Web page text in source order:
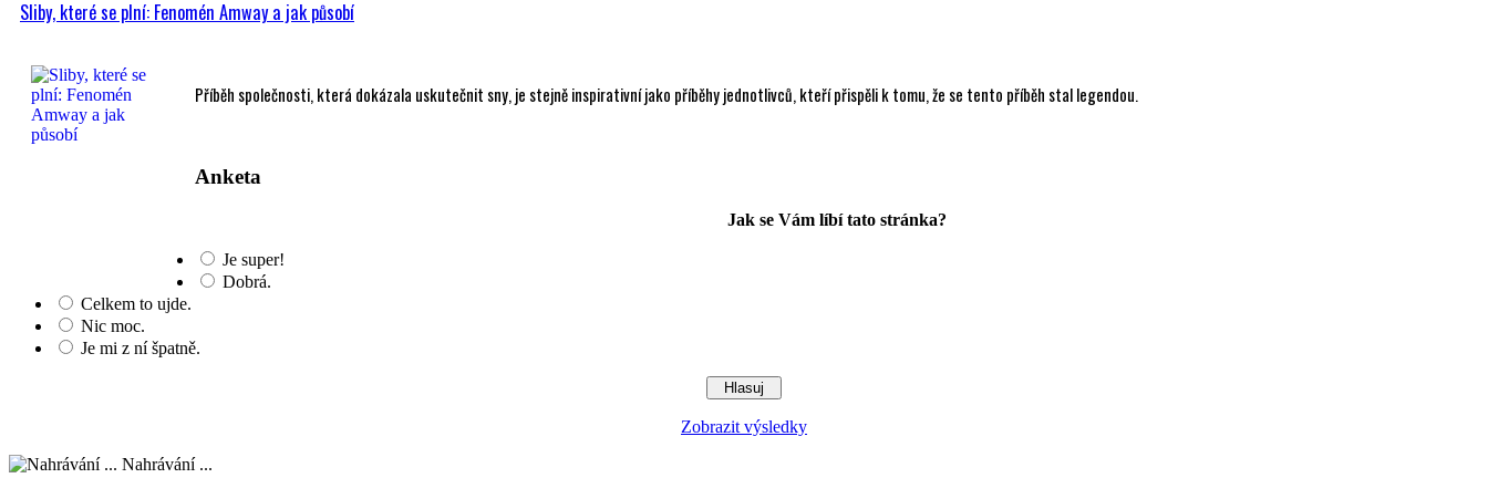
Sliby, které se plní: Fenomén Amway a jak působí
Příběh společnosti, která dokázala uskutečnit sny, je stejně inspirativní jako příběhy jednotlivců, kteří přispěli k tomu, že se tento příběh stal legendou.
Anketa
Jak se Vám líbí tato stránka?
Je super!
Dobrá.
Celkem to ujde.
Nic moc.
Je mi z ní špatně.
Zobrazit výsledky
Nahrávání ...